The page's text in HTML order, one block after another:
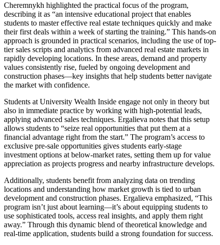
Cheremnykh highlighted the practical focus of the program,
describing it as “an intensive educational project that enables
students to master effective real estate techniques quickly and make
their first deals within a week of starting the training.” This hands-on
approach is grounded in practical scenarios, including the use of top-
tier sales scripts and analytics from advanced real estate markets in
rapidly developing locations. In these areas, demand and property
values consistently rise, fueled by ongoing development and
construction phases—key insights that help students better navigate
the market with confidence.
Students at University Wealth Inside engage not only in theory but
also in immediate practice by working with high-potential leads,
applying advanced sales techniques. Ergalieva notes that this setup
allows students to “seize real opportunities that put them at a
financial advantage right from the start.” The program’s access to
exclusive pre-sale opportunities gives students early-stage
investment options at below-market rates, setting them up for value
appreciation as projects progress and nearby infrastructure develops.
Additionally, students benefit from analyzing data on trending
locations and understanding how market growth is tied to urban
development and construction phases. Ergalieva emphasized, “This
program isn’t just about learning—it’s about equipping students to
use sophisticated tools, access real insights, and apply them right
away.” Through this dynamic blend of theoretical knowledge and
real-time application, students build a strong foundation for success.